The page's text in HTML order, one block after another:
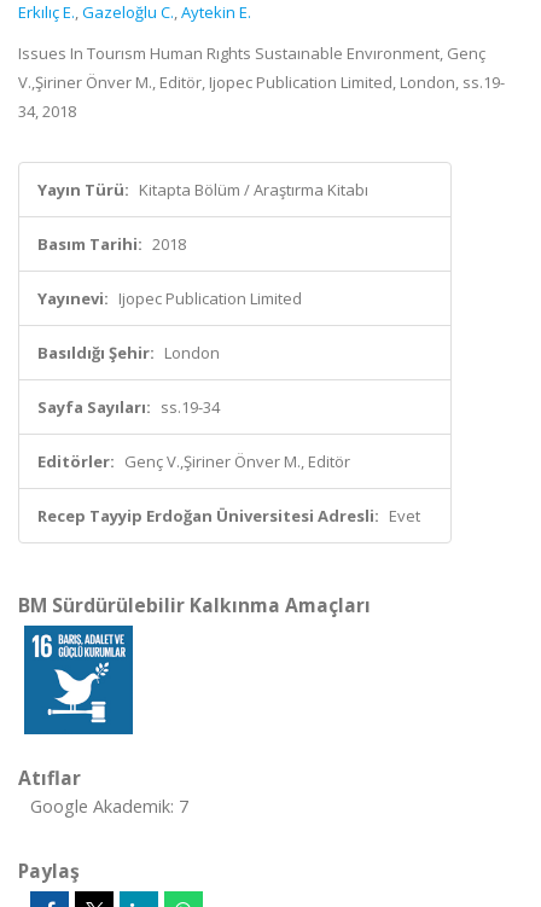
Erkılıç E.,Gazeloğlu C.,Aytekin E.
Issues In Tourısm Human Rıghts Sustaınable Envıronment, Genç
V.,Şiriner Önver M., Editör, Ijopec Publication Limited, London, ss.19-
34, 2018
Yayın Türü: Kitapta Bölüm / Araştırma Kitabı
Basım Tarihi: 2018
Yayınevi: Ijopec Publication Limited
Basıldığı Şehir: London
Sayfa Sayıları: ss.19-34
Editörler: Genç V.,Şiriner Önver M., Editör
Recep Tayyip Erdoğan Üniversitesi Adresli: Evet
BM Sürdürülebilir Kalkınma Amaçları
Atıflar
Google Akademik: 7
Paylaş